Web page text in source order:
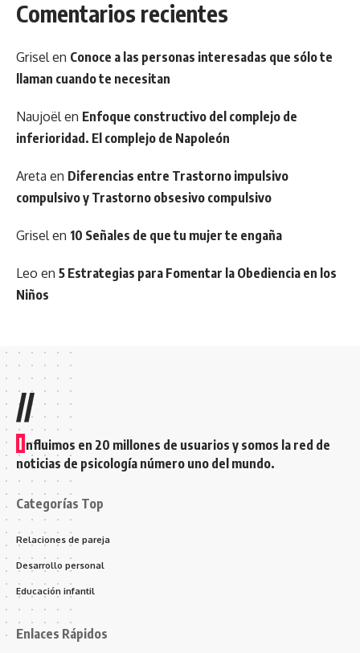
Comentarios recientes
Griselen Conoce a las personas interesadas que sólo te
llaman cuando te necesitan
Naujoëlen Enfoque constructivo del complejo de
inferioridad. El complejo de Napoleón
Areta en Diferencias entre Trastorno impulsivo
compulsivo y Trastorno obsesivo compulsivo
Griselen 10 Señales de que tu mujer te engaña
Leo en 5 Estrategias para Fomentar la Obediencia en los
Niños
//
I nfluimos en 20 millones de usuarios y somos la red de
noticias de psicología número uno del mundo.
Categorías Top
Relaciones de pareja
Desarrollo personal
Educación infantil
Enlaces Rápidos